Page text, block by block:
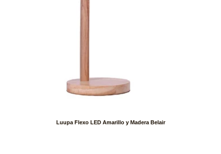
Luupa Flexo LED Amarillo y Madera Belair